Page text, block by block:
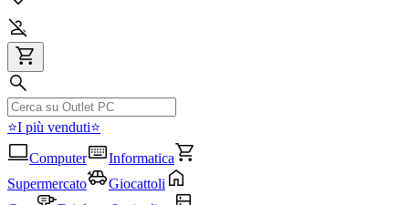
⭐I più venduti⭐
Computer
Informatica
Supermercato
Giocattoli